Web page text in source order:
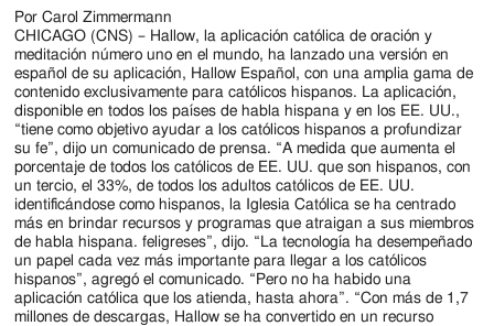
the
Diocese
of
Jackson
Since
1954
Por Carol Zimmermann
CHICAGO (CNS) – Hallow, la aplicación católica de oración y
meditación número uno en el mundo, ha lanzado una versión en
español de su aplicación, Hallow Español, con una amplia gama de
contenido exclusivamente para católicos hispanos. La aplicación,
disponible en todos los países de habla hispana y en los EE. UU.,
“tiene como objetivo ayudar a los católicos hispanos a profundizar
su fe”, dijo un comunicado de prensa. “A medida que aumenta el
porcentaje de todos los católicos de EE. UU. que son hispanos, con
un tercio, el 33%, de todos los adultos católicos de EE. UU.
identificándose como hispanos, la Iglesia Católica se ha centrado
más en brindar recursos y programas que atraigan a sus miembros
de habla hispana. feligreses”, dijo. “La tecnología ha desempeñado
un papel cada vez más importante para llegar a los católicos
hispanos”, agregó el comunicado. “Pero no ha habido una
aplicación católica que los atienda, hasta ahora”. “Con más de 1,7
millones de descargas, Hallow se ha convertido en un recurso